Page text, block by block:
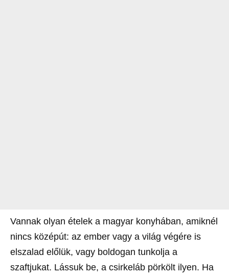
Vannak olyan ételek a magyar konyhában, amiknél
nincs középút: az ember vagy a világ végére is
elszalad előlük, vagy boldogan tunkolja a
szaftjukat. Lássuk be, a csirkeláb pörkölt ilyen. Ha